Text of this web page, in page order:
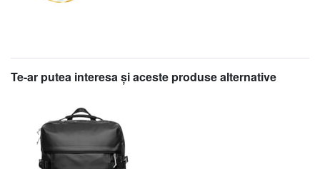
Te-ar putea interesa şi aceste produse alternative